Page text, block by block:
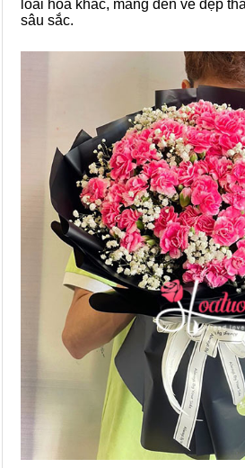
loài hoa khác, mang đến vẻ đẹp
sâu sắc.